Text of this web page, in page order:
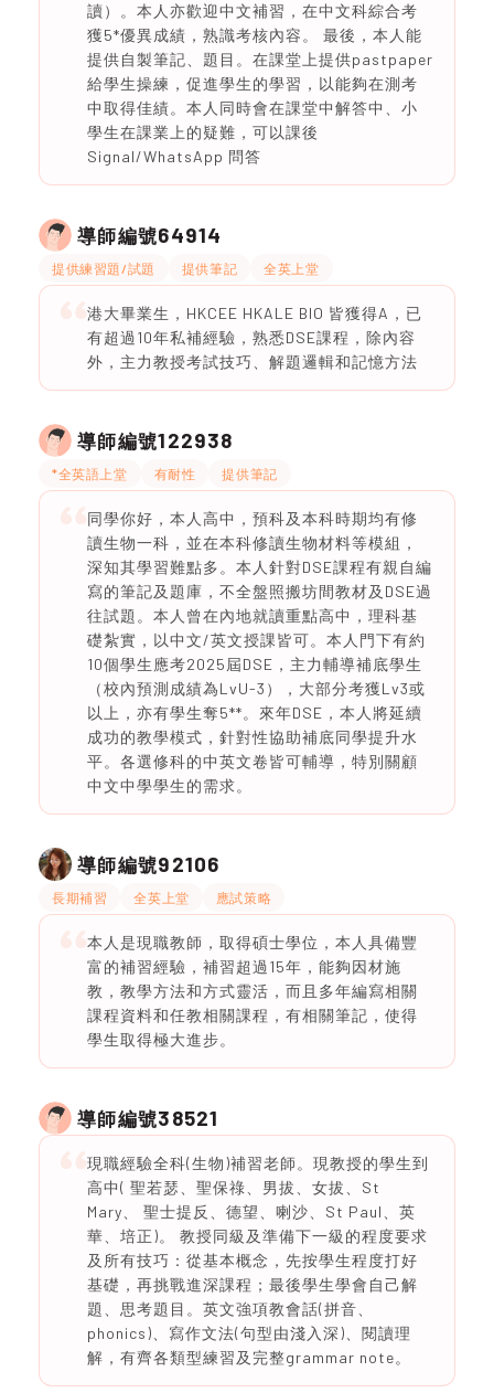
讀）。本人亦歡迎中文補習，在中文科綜合考
獲5*優異成績，熟識考核內容。 最後，本人能
提供自製筆記、題目。在課堂上提供pastpaper
給學生操練，促進學生的學習，以能夠在測考
中取得佳績。本人同時會在課堂中解答中、小
學生在課業上的疑難，可以課後
Signal/WhatsApp 問答
導師編號64914
提供練習題/試題 提供筆記 全英上堂
港大畢業生，HKCEE HKALE BIO 皆獲得A，已
有超過10年私補經驗，熟悉DSE課程，除內容
外，主力教授考試技巧、解題邏輯和記憶方法
導師編號122938
*全英語上堂 有耐性 提供筆記
同學你好，本人高中，預科及本科時期均有修
讀生物一科，並在本科修讀生物材料等模組，
深知其學習難點多。本人針對DSE課程有親自編
寫的筆記及題庫，不全盤照搬坊間教材及DSE過
往試題。本人曾在內地就讀重點高中，理科基
礎紮實，以中文/英文授課皆可。本人門下有約
10個學生應考2025屆DSE，主力輔導補底學生
（校內預測成績為LvU-3），大部分考獲Lv3或
以上，亦有學生奪5**。來年DSE，本人將延續
成功的教學模式，針對性協助補底同學提升水
平。各選修科的中英文卷皆可輔導，特別關顧
中文中學學生的需求。
導師編號92106
長期補習 全英上堂 應試策略
本人是現職教師，取得碩士學位，本人具備豐
富的補習經驗，補習超過15年，能夠因材施
教，教學方法和方式靈活，而且多年編寫相關
課程資料和任教相關課程，有相關筆記，使得
學生取得極大進步。
導師編號38521
現職經驗全科(生物)補習老師。現教授的學生到
高中( 聖若瑟、聖保祿、男拔、女拔、St
Mary、 聖士提反、德望、喇沙、St Paul、英
華、培正)。 教授同級及準備下一級的程度要求
及所有技巧：從基本概念，先按學生程度打好
基礎，再挑戰進深課程；最後學生學會自己解
題、思考題目。英文強項教會話(拼音、
phonics)、寫作文法(句型由淺入深)、閱讀理
解，有齊各類型練習及完整grammar note。